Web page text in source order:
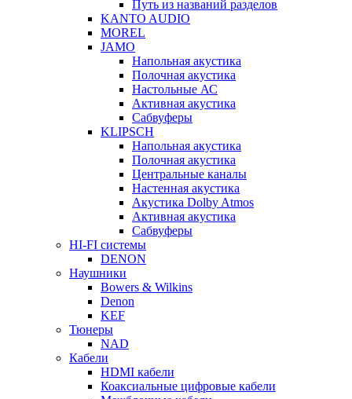
Путь из названий разделов
KANTO AUDIO
MOREL
JAMO
Напольная акустика
Полочная акустика
Настольные АС
Активная акустика
Сабвуферы
KLIPSCH
Напольная акустика
Полочная акустика
Центральные каналы
Настенная акустика
Акустика Dolby Atmos
Активная акустика
Сабвуферы
HI-FI системы
DENON
Наушники
Bowers & Wilkins
Denon
KEF
Тюнеры
NAD
Кабели
HDMI кабели
Коаксиальные цифровые кабели